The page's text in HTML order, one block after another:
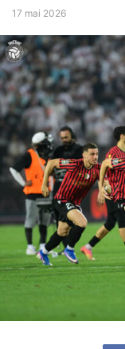
17 mai 2026